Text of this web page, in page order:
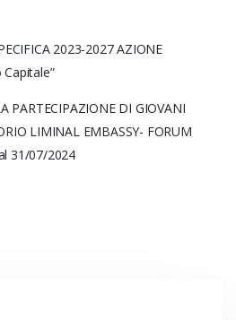
2023-2027 AZIONE
Capitale”
PARTECIPAZIONE DI GIOVANI
LIMINAL EMBASSY- FORUM
31/07/2024